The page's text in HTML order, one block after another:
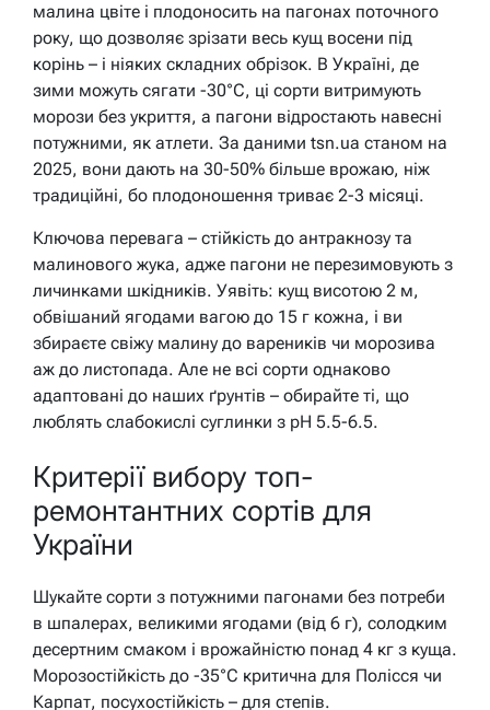
малина цвіте і плодоносить на пагонах поточного
року, що дозволяє зрізати весь кущ восени під
корінь – і ніяких складних обрізок. В Україні, де
зими можуть сягати -30°C, ці сорти витримують
морози без укриття, а пагони відростають навесні
потужними, як атлети. За даними tsn.ua станом на
2025, вони дають на 30-50% більше врожаю, ніж
традиційні, бо плодоношення триває 2-3 місяці.
Ключова перевага – стійкість до антракнозу та
малинового жука, адже пагони не перезимовують з
личинками шкідників. Уявіть: кущ висотою 2 м,
обвішаний ягодами вагою до 15 г кожна, і ви
збираєте свіжу малину до вареників чи морозива
аж до листопада. Але не всі сорти однаково
адаптовані до наших ґрунтів – обирайте ті, що
люблять слабокислі суглинки з pH 5.5-6.5.
Критерії вибору топ-
ремонтантних сортів для
України
Шукайте сорти з потужними пагонами без потреби
в шпалерах, великими ягодами (від 6 г), солодким
десертним смаком і врожайністю понад 4 кг з куща.
Морозостійкість до -35°C критична для Полісся чи
Карпат, посухостійкість – для степів.